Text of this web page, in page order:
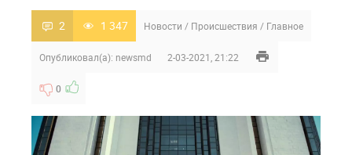
2 1 347 Новости / Происшествия / Главное
Опубликовал(а): newsmd 2-03-2021, 21:22
0